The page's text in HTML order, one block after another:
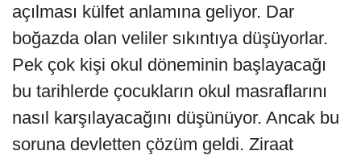
açılması külfet anlamına geliyor. Dar
boğazda olan veliler sıkıntıya düşüyorlar.
Pek çok kişi okul döneminin başlayacağı
bu tarihlerde çocukların okul masraflarını
nasıl karşılayacağını düşünüyor. Ancak bu
soruna devletten çözüm geldi. Ziraat